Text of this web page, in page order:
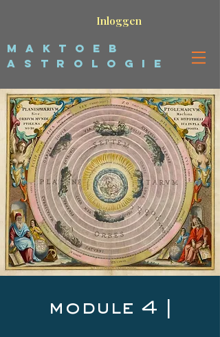
Inloggen
maktoeb
astrologie
module 4 |